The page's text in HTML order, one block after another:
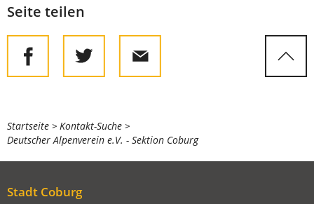
Seite teilen
Sie
befinden
hier:
Startseite
Kontakt-Suche
Deutscher Alpenverein e.V. - Sektion Coburg
Stadt Coburg